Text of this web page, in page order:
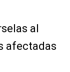
al
afectadas